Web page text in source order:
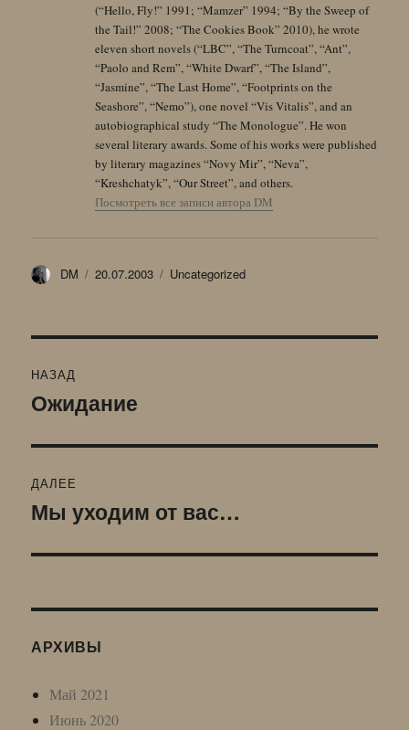
(“Hello, Fly!” 1991; “Mamzer” 1994; “By the Sweep of
the Tail!” 2008; “The Cookies Book” 2010), he wrote
eleven short novels (“LBC”, “The Turncoat”, “Ant”,
“Paolo and Rem”, “White Dwarf”, “The Island”,
“Jasmine”, “The Last Home”, “Footprints on the
Seashore”, “Nemo”), one novel “Vis Vitalis”, and an
autobiographical study “The Monologue”. He won
several literary awards. Some of his works were published
by literary magazines “Novy Mir”, “Neva”,
“Kreshchatyk”, “Our Street”, and others.
Посмотреть все записи автора DM
Автор
DM Опубликовано
20.07.2003 Рубрики
Uncategorized
по
НАЗАД
Предыдущая
Ожидание
ДАЛЕЕ
Следующая
Мы уходим от вас…
АРХИВЫ
Май 2021
Июнь 2020